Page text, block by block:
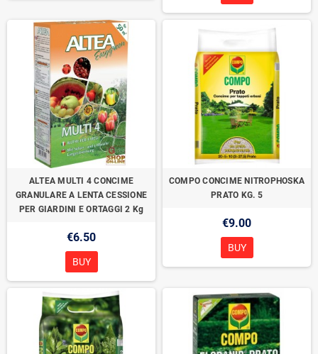
ALTEA MULTI 4 CONCIME
GRANULARE A LENTA CESSIONE
PER GIARDINI E ORTAGGI 2 Kg
€6.50
BUY
COMPO CONCIME NITROPHOSKA
PRATO KG. 5
€9.00
BUY